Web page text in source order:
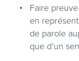
Faire
en
de parole
que d’un